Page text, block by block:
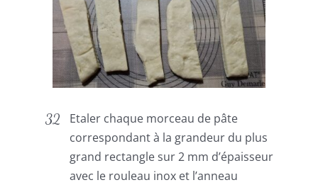
Etaler chaque morceau de pâte
correspondant à la grandeur du plus
grand rectangle sur 2 mm d’épaisseur
avec le rouleau inox et l’anneau